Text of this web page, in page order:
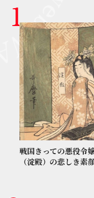
戦国きっての悪役令
（淀殿）の悲しき素